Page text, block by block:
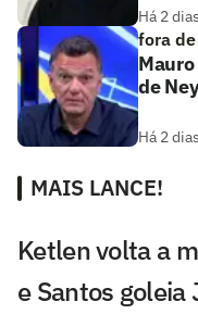
Há 2 dias
fora
de
Há 2 dias
MAIS LANCE!
Ketlen volta a
e Santos